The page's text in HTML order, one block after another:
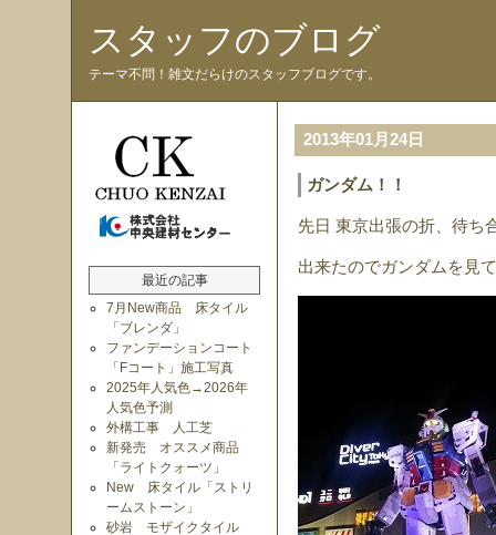
スタッフのブログ
テーマ不問！雑文だらけのスタッフブログです。
最近の記事
7月New商品 床タイル
「ブレンダ」
ファンデーションコート
「Fコート」施工写真
2025年人気色→2026年
人気色予測
外構工事 人工芝
新発売 オススメ商品
「ライトクォーツ」
New 床タイル「ストリ
ームストーン」
砂岩 モザイクタイル
2013年01月24日
ガンダム！！
先日 東京出張の折、待ち
出来たのでガンダムを見